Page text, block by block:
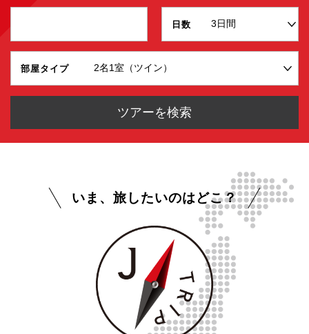
日数
部屋タイプ
いま、旅したいのはどこ？